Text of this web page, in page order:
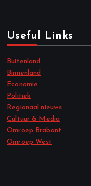
Useful Links
Buitenland
Binnenland
Economie
Politiek
Regionaal nieuws
Cultuur & Media
Omroep Brabant
Omroep West
.